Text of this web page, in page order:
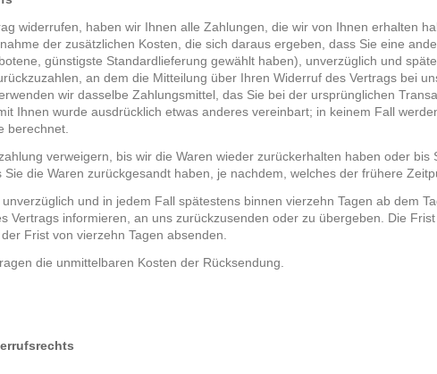
widerrufen, haben wir Ihnen alle Zahlungen, die wir von Ihnen erhalten
der zusätzlichen Kosten, die sich daraus ergeben, dass Sie eine
günstigste Standardlieferung gewählt haben), unverzüglich und
an dem die Mitteilung über Ihren Widerruf des Vertrags bei
wir dasselbe Zahlungsmittel, das Sie bei der ursprünglichen
Ihnen wurde ausdrücklich etwas anderes vereinbart; in keinem Fall
berechnet.
verweigern, bis wir die Waren wieder zurückerhalten haben oder bis
die Waren zurückgesandt haben, je nachdem, welches der frühere
und in jedem Fall spätestens binnen vierzehn Tagen ab dem
Vertrags informieren, an uns zurückzusenden oder zu übergeben. Die
Frist von vierzehn Tagen absenden.
die unmittelbaren Kosten der Rücksendung.